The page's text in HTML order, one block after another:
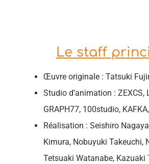
Le staff
Œuvre originale : Tatsuki
Studio d’animation : ZEXCS,
GRAPH77, 100studio,
Réalisation : Seishiro
Kimura, Nobuyuki Takeuchi,
Tetsuaki Watanabe, Kazuaki